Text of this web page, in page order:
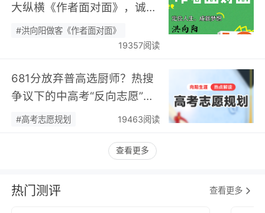
大纵横《作者面对面》，诚邀
您现场相聚！…
#洪向阳做客《作者面对面》
19357阅读
681分放弃普高选厨师？热搜
争议下的中高考“反向志愿”
潮，藏着职业规划新逻辑…
#高考志愿规划 19463阅读
查看更多
热门测评 查看更多